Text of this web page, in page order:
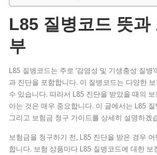
L85 질병코드 뜻과
부
L85 질병코드는 주로 ‘감염성 및 기생충성 질병
과 진단을 포함합니다. 이 질병코드는 다양한
수 있습니다. 따라서 L85 진단을 받았을 때의
아는 것은 매우 중요합니다. 이 글에서는 L85
그리고 보험금 청구 가이드를 상세히 설명하겠
보험금을 청구하기 전, L85 진단을 받은 경우
합니다. 보험 상품마다 L85 질병코드에 대한